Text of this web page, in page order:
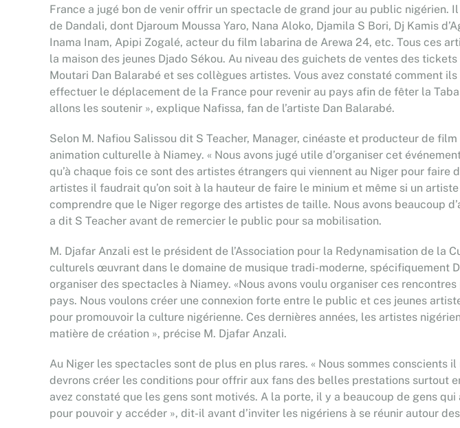
France a jugé bon de venir offrir un spectacle de grand jour au public
de Dandali, dont Djaroum Moussa Yaro, Nana Aloko, Djamila S Bori, Dj Kamis
Inama Inam, Apipi Zogalé, acteur du film labarina de Arewa 24, etc. Tous ces
la maison des jeunes Djado Sékou. Au niveau des guichets de ventes des
Moutari Dan Balarabé et ses collègues artistes. Vous avez constaté comment
effectuer le déplacement de la France pour revenir au pays afin de fêter la
allons les soutenir », explique Nafissa, fan de l’artiste Dan Balarabé.
Selon M. Nafiou Salissou dit S Teacher, Manager, cinéaste et producteur de
animation culturelle à Niamey. « Nous avons jugé utile d’organiser cet
qu’à chaque fois ce sont des artistes étrangers qui viennent au Niger pour
artistes il faudrait qu’on soit à la hauteur de faire le minium et même si un
comprendre que le Niger regorge des artistes de taille. Nous avons beaucoup
a dit S Teacher avant de remercier le public pour sa mobilisation.
M. Djafar Anzali est le président de l’Association pour la Redynamisation de la
culturels œuvrant dans le domaine de musique tradi-moderne, spécifiquement
organiser des spectacles à Niamey. «Nous avons voulu organiser ces
pays. Nous voulons créer une connexion forte entre le public et ces jeunes
pour promouvoir la culture nigérienne. Ces dernières années, les artistes
matière de création », précise M. Djafar Anzali.
Au Niger les spectacles sont de plus en plus rares. « Nous sommes conscients
devrons créer les conditions pour offrir aux fans des belles prestations surtout
avez constaté que les gens sont motivés. A la porte, il y a beaucoup de gens
pour pouvoir y accéder », dit-il avant d’inviter les nigériens à se réunir autour